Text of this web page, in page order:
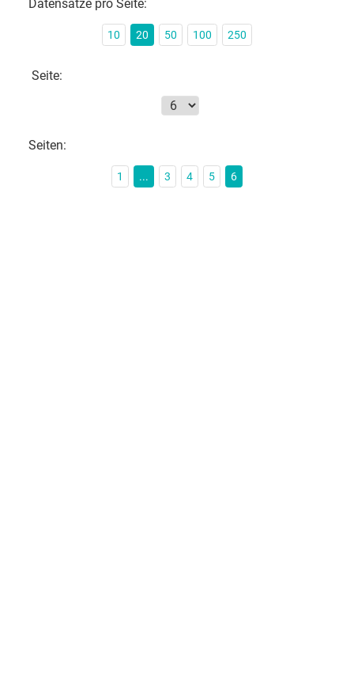
Datensätze pro Seite:
10 20 50 100 250
Seite:
Seiten:
1 ... 3 4 5 6